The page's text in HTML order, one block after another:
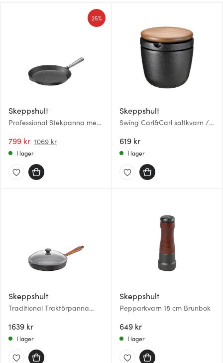
Skeppshult
Professional Stekpanna med
799 kr 1069 kr
25%
I lager
Skeppshult
Swing Carl&Carl saltkvarn /
gjutjärn/valnöt
619 kr
I lager
Skeppshult
Traditional Traktörpanna
cm
1639 kr
I lager
Skeppshult
Pepparkvarn 18 cm Brunbok
649 kr
I lager